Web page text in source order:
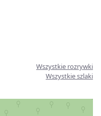
Wszystkie rozrywki
Wszystkie szlaki